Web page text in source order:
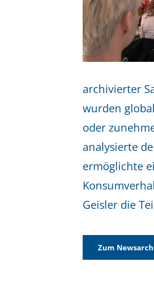
archivierter
wurden
oder
analysierte
ermöglichte
Geisler die
Zum